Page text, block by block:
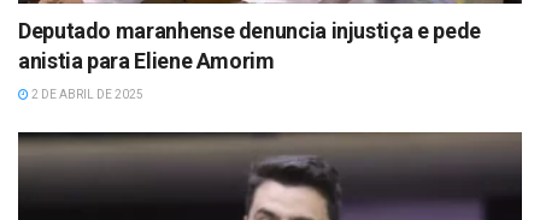
Deputado maranhense denuncia injustiça e pede
anistia para Eliene Amorim
2 DE ABRIL DE 2025